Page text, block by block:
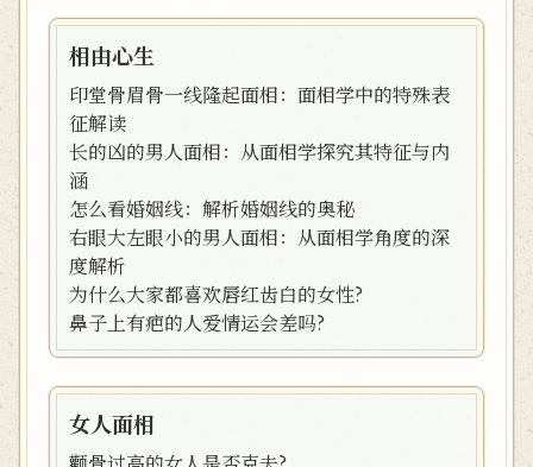
相由心生
印堂骨眉骨一线隆起面相：面相学中的特殊表
征解读
长的凶的男人面相：从面相学探究其特征与内
涵
怎么看婚姻线：解析婚姻线的奥秘
右眼大左眼小的男人面相：从面相学角度的深
度解析
为什么大家都喜欢唇红齿白的女性?
鼻子上有疤的人爱情运会差吗?
女人面相